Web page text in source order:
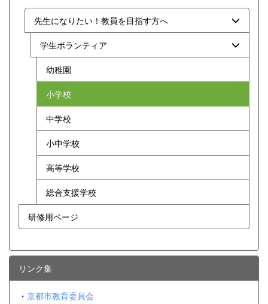
先生になりたい！教員を目指す方へ
学生ボランティア
幼稚園
小学校
中学校
小中学校
高等学校
総合支援学校
研修用ページ
リンク集
・ 京都市教育委員会